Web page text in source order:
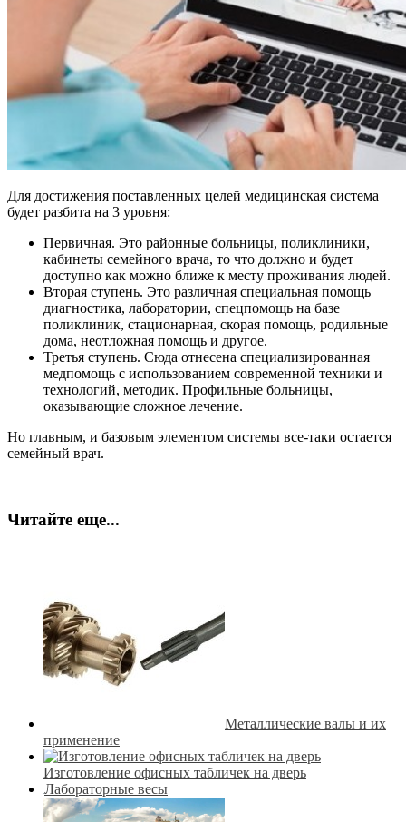
Для достижения поставленных целей медицинская система
будет разбита на 3 уровня:
Первичная. Это районные больницы, поликлиники,
кабинеты семейного врача, то что должно и будет
доступно как можно ближе к месту проживания людей.
Вторая ступень. Это различная специальная помощь
диагностика, лаборатории, спецпомощь на базе
поликлиник, стационарная, скорая помощь, родильные
дома, неотложная помощь и другое.
Третья ступень. Сюда отнесена специализированная
медпомощь с использованием современной техники и
технологий, методик. Профильные больницы,
оказывающие сложное лечение.
Но главным, и базовым элементом системы все-таки остается
семейный врач.
Читайте еще...
Металлические валы и их
применение
Изготовление офисных табличек на дверь
Лабораторные весы